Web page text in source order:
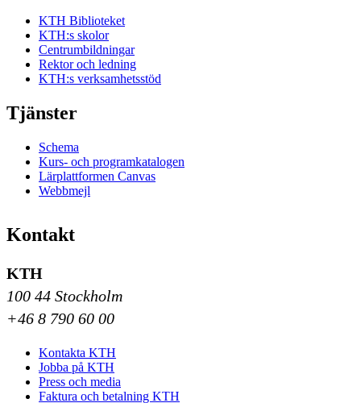
KTH Biblioteket
KTH:s skolor
Centrumbildningar
Rektor och ledning
KTH:s verksamhetsstöd
Tjänster
Schema
Kurs- och programkatalogen
Lärplattformen Canvas
Webbmejl
Kontakt
KTH
100 44 Stockholm
+46 8 790 60 00
Kontakta KTH
Jobba på KTH
Press och media
Faktura och betalning KTH